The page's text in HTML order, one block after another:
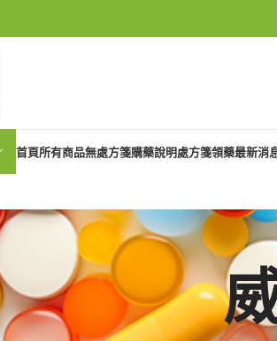
首頁所有商品無處方箋購藥說明處方箋領藥最新消